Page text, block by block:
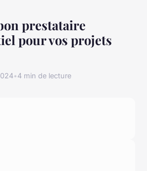
prestataire
pour vos projets
•4 min de lecture